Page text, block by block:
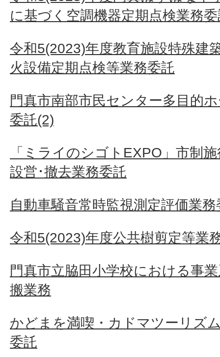
に基づく空調機器定期点検業務
令和5(2023)年度教育施設特殊建
火設備定期点検等業務委託
門真市南部市民センター多目的
委託(2)
「ミライのシゴトEXPO」市制
設営･撤去業務委託
自動車騒音常時監視測定評価業務
令和5(2023)年度公共樹剪定等業
門真市立脇田小学校における事
搬業務
かどまを満喫・カドマツーリズ
委託